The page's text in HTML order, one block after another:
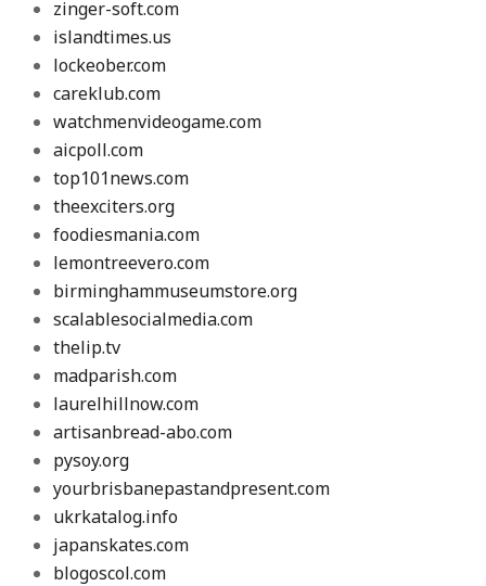
zinger-soft.com
islandtimes.us
lockeober.com
careklub.com
watchmenvideogame.com
aicpoll.com
top101news.com
theexciters.org
foodiesmania.com
lemontreevero.com
birminghammuseumstore.org
scalablesocialmedia.com
thelip.tv
madparish.com
laurelhillnow.com
artisanbread-abo.com
pysoy.org
yourbrisbanepastandpresent.com
ukrkatalog.info
japanskates.com
blogoscol.com